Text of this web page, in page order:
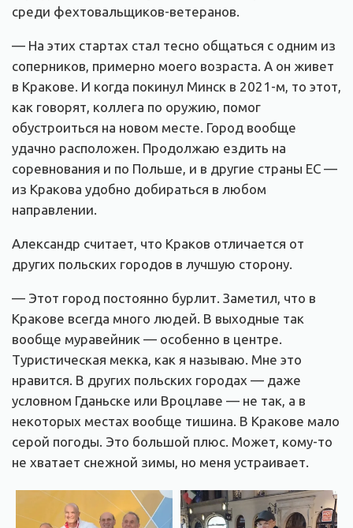
среди фехтовальщиков-ветеранов.
— На этих стартах стал тесно общаться с одним из
соперников, примерно моего возраста. А он живет
в Кракове. И когда покинул Минск в 2021-м, то этот,
как говорят, коллега по оружию, помог
обустроиться на новом месте. Город вообще
удачно расположен. Продолжаю ездить на
соревнования и по Польше, и в другие страны ЕС —
из Кракова удобно добираться в любом
направлении.
Александр считает, что Краков отличается от
других польских городов в лучшую сторону.
— Этот город постоянно бурлит. Заметил, что в
Кракове всегда много людей. В выходные так
вообще муравейник — особенно в центре.
Туристическая мекка, как я называю. Мне это
нравится. В других польских городах — даже
условном Гданьске или Вроцлаве — не так, а в
некоторых местах вообще тишина. В Кракове мало
серой погоды. Это большой плюс. Может, кому-то
не хватает снежной зимы, но меня устраивает.